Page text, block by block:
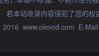
若本站收录内容侵犯了您的
2016 www.olevod.com E-